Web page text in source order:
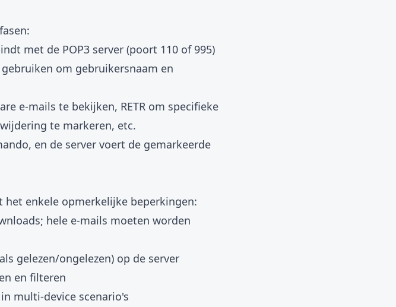
met de POP3 server (poort 110 of 995)
gebruiken om gebruikersnaam en
e-mails te bekijken, RETR om specifieke
te markeren, etc.
en de server voert de gemarkeerde
het enkele opmerkelijke beperkingen:
hele e-mails moeten worden
gelezen/ongelezen) op de server
en filteren
multi-device scenario's